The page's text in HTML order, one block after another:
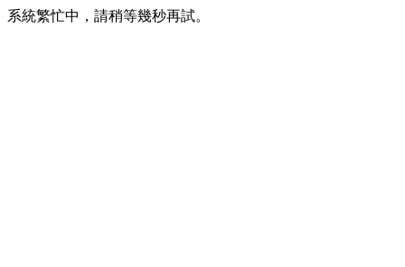
系統繁忙中，請稍等幾秒再試。